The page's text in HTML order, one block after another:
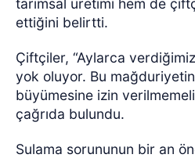
tarımsal üretimi hem de
ettiğini belirtti.
Çiftçiler, “Aylarca
yok oluyor. Bu
büyümesine izin
çağrıda bulundu.
Sulama sorununun bir an